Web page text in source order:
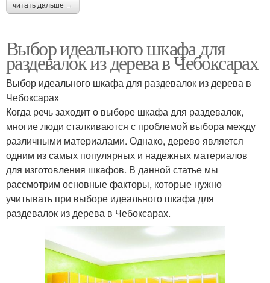
читать дальше →
Выбор идеального шкафа для
раздевалок из дерева в Чебоксарах
Выбор идеального шкафа для раздевалок из дерева в
Чебоксарах
Когда речь заходит о выборе шкафа для раздевалок,
многие люди сталкиваются с проблемой выбора между
различными материалами. Однако, дерево является
одним из самых популярных и надежных материалов
для изготовления шкафов. В данной статье мы
рассмотрим основные факторы, которые нужно
учитывать при выборе идеального шкафа для
раздевалок из дерева в Чебоксарах.